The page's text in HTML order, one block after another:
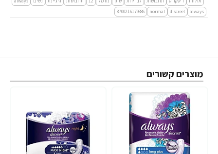
always
discreet
normal
8700216179386
מוצרים קשורים